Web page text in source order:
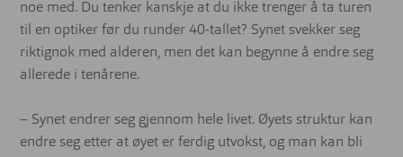
noe med. Du tenker kanskje at du ikke trenger å ta turen
til en optiker før du runder 40-tallet? Synet svekker seg
riktignok med alderen, men det kan begynne å endre seg
allerede i tenårene.
– Synet endrer seg gjennom hele livet. Øyets struktur kan
endre seg etter at øyet er ferdig utvokst, og man kan bli